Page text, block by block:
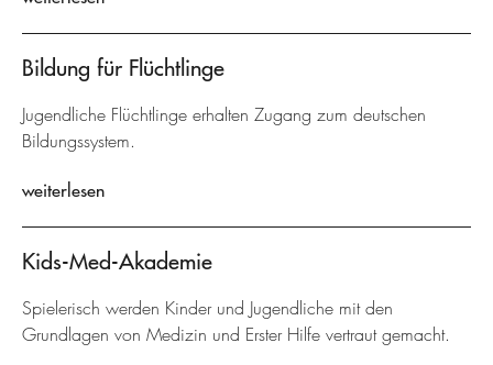
Bildung für Flüchtlinge
Jugendliche Flüchtlinge erhalten Zugang zum deutschen
Bildungssystem.
weiterlesen
Kids-Med-Akademie
Spielerisch werden Kinder und Jugendliche mit den
Grundlagen von Medizin und Erster Hilfe vertraut gemacht.